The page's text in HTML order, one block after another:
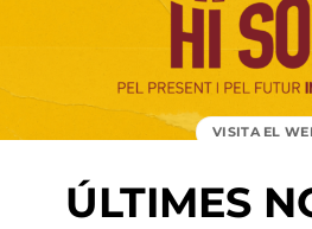
VISITA EL
ÚLTIMES